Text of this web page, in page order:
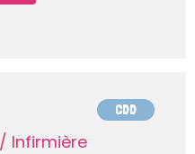
CDD
Infirmière